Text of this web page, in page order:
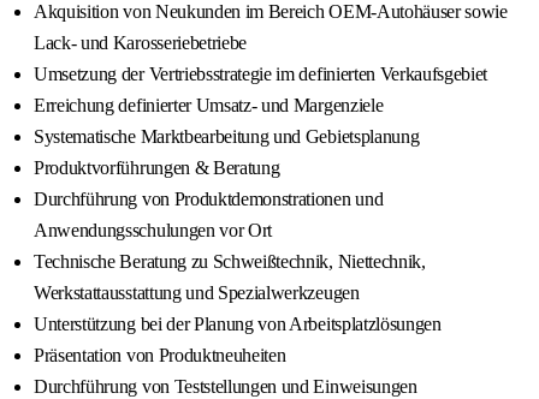
Akquisition von Neukunden im Bereich OEM-Autohäuser sowie
Lack- und Karosseriebetriebe
Umsetzung der Vertriebsstrategie im definierten Verkaufsgebiet
Erreichung definierter Umsatz- und Margenziele
Systematische Marktbearbeitung und Gebietsplanung
Produktvorführungen & Beratung
Durchführung von Produktdemonstrationen und
Anwendungsschulungen vor Ort
Technische Beratung zu Schweißtechnik, Niettechnik,
Werkstattausstattung und Spezialwerkzeugen
Unterstützung bei der Planung von Arbeitsplatzlösungen
Präsentation von Produktneuheiten
Durchführung von Teststellungen und Einweisungen